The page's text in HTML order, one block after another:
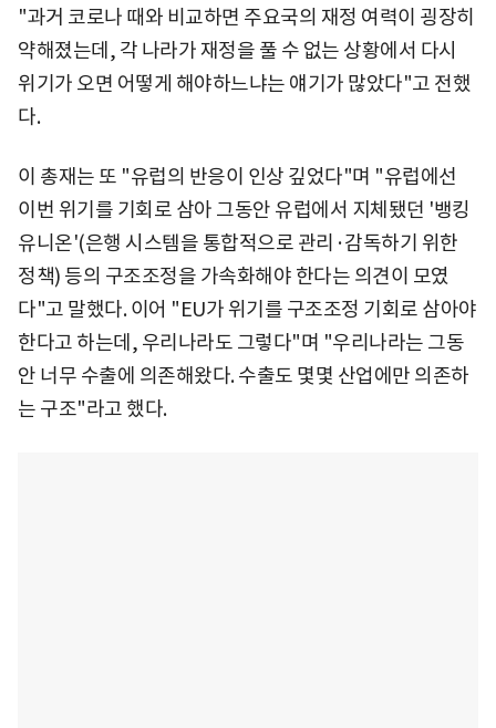
"과거 코로나 때와 비교하면 주요국의 재정 여력이 굉장히
약해졌는데, 각 나라가 재정을 풀 수 없는 상황에서 다시
위기가 오면 어떻게 해야하느냐는 얘기가 많았다"고 전했
다.
이 총재는 또 "유럽의 반응이 인상 깊었다"며 "유럽에선
이번 위기를 기회로 삼아 그동안 유럽에서 지체됐던 '뱅킹
유니온'(은행 시스템을 통합적으로 관리·감독하기 위한
정책) 등의 구조조정을 가속화해야 한다는 의견이 모였
다"고 말했다. 이어 "EU가 위기를 구조조정 기회로 삼아야
한다고 하는데, 우리나라도 그렇다"며 "우리나라는 그동
안 너무 수출에 의존해왔다. 수출도 몇몇 산업에만 의존하
는 구조"라고 했다.